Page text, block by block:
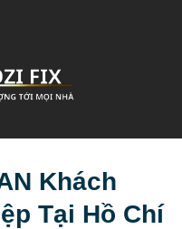
Khách
Tại Hồ Chí